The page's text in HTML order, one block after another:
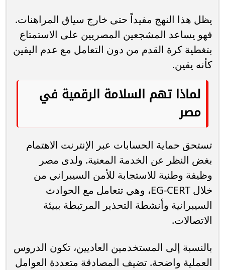
يظل هذا النهج مفيداً حتى خارج سياق المراهنات.
فهو يساعد المشجعين المصريين على الاستمتاع
بتغطية كرة القدم من دون التعامل مع عدم اليقين
كأنه يقين.
لماذا تهم السلامة الرقمية في
مصر
تستحق حماية الحسابات عبر الإنترنت الاهتمام
بغض النظر عن الخدمة المعنية. ولدى مصر
وظيفة وطنية للاستجابة للأمن السيبراني من
خلال ‎EG-CERT‎، وهي تتعامل مع الحوادث
السيبرانية وأنشطة التحذير المرتبطة ببيئة
الاتصالات.
بالنسبة إلى المستخدمين العاديين، تكون الدروس
العملية واضحة. تضيف المصادقة متعددة العوامل